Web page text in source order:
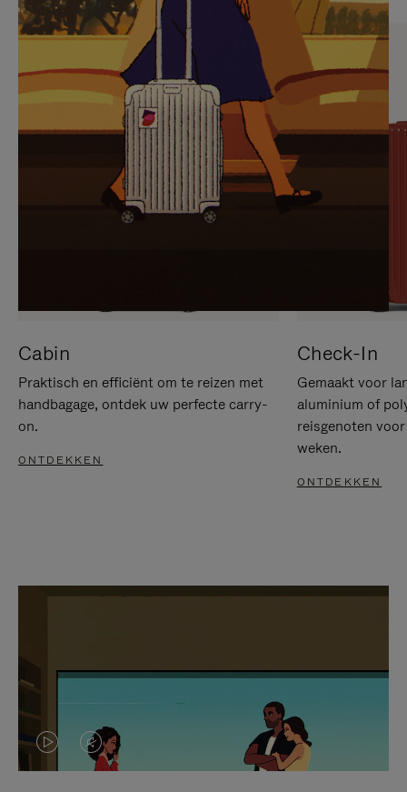
OM
TE
PAUZEREN
UITGESCHAKELD.
DRUK
HIER
OM
HET
DEMPEN
OP
Cabin
Praktisch en efficiënt om te reizen met
handbagage, ontdek uw perfecte carry-
on.
ONTDEKKEN
Check-In
Gemaakt voor
aluminium of
reisgenoten
weken.
ONTDEKKEN
VIDEO
HET